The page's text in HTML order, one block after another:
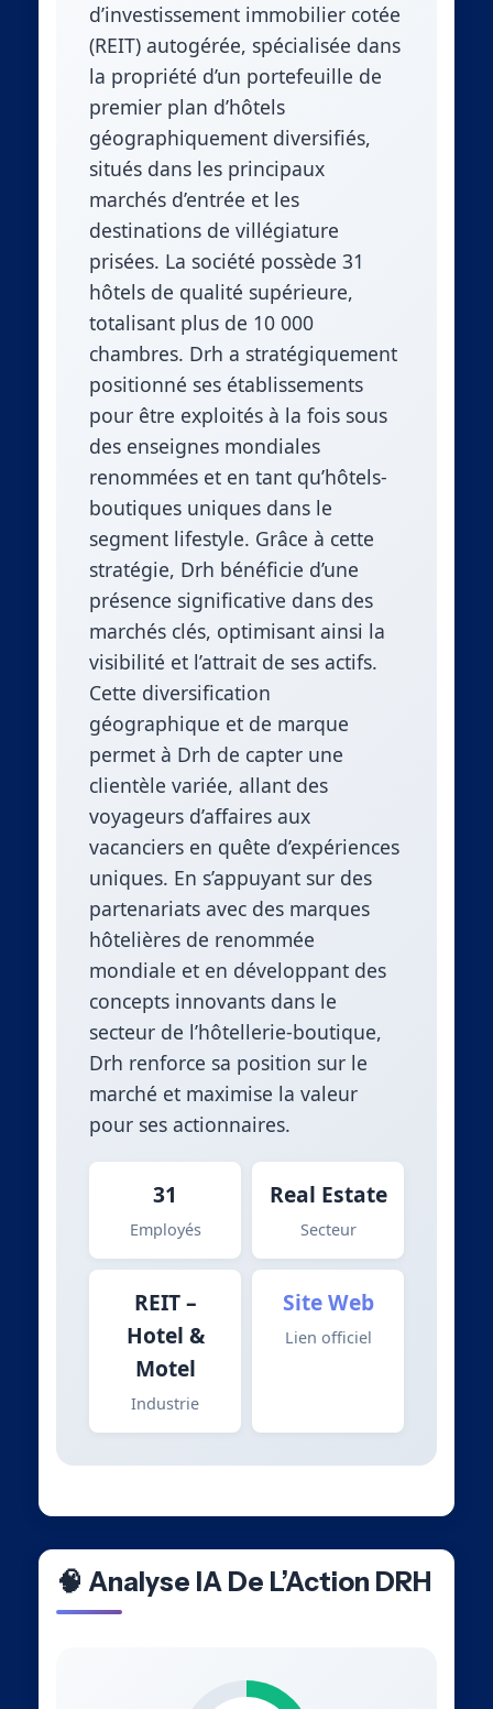
d’investissement immobilier cotée
(REIT) autogérée, spécialisée dans
la propriété d’un portefeuille de
premier plan d’hôtels
géographiquement diversifiés,
situés dans les principaux
marchés d’entrée et les
destinations de villégiature
prisées. La société possède 31
hôtels de qualité supérieure,
totalisant plus de 10 000
chambres. Drh a stratégiquement
positionné ses établissements
pour être exploités à la fois sous
des enseignes mondiales
renommées et en tant qu’hôtels-
boutiques uniques dans le
segment lifestyle. Grâce à cette
stratégie, Drh bénéficie d’une
présence significative dans des
marchés clés, optimisant ainsi la
visibilité et l’attrait de ses actifs.
Cette diversification
géographique et de marque
permet à Drh de capter une
clientèle variée, allant des
voyageurs d’affaires aux
vacanciers en quête d’expériences
uniques. En s’appuyant sur des
partenariats avec des marques
hôtelières de renommée
mondiale et en développant des
concepts innovants dans le
secteur de l’hôtellerie-boutique,
Drh renforce sa position sur le
marché et maximise la valeur
pour ses actionnaires.
31
Employés
Real Estate
Secteur
REIT –
Hotel &
Motel
Industrie
Site Web
Lien officiel
🧠 Analyse IA De L’Action DRH